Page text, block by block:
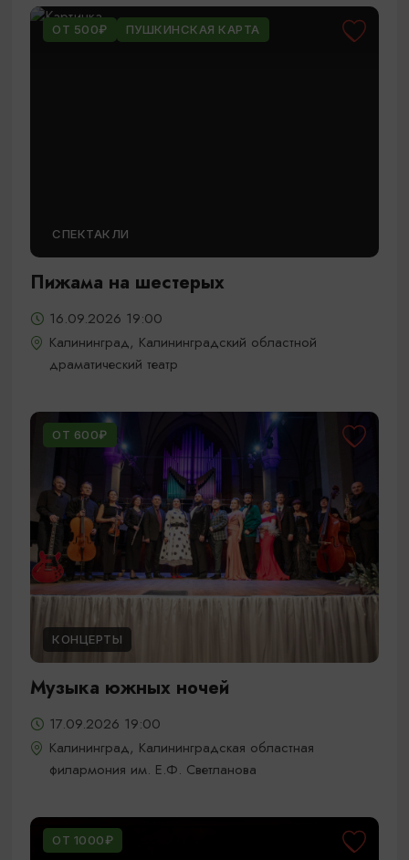
ОТ 500₽ ПУШКИНСКАЯ КАРТА
СПЕКТАКЛИ
Пижама на шестерых
16.09.2026 19:00
Калининград, Калининградский областной
драматический театр
ОТ 600₽
КОНЦЕРТЫ
Музыка южных ночей
17.09.2026 19:00
Калининград, Калининградская областная
филармония им. Е.Ф. Светланова
ОТ 1000₽